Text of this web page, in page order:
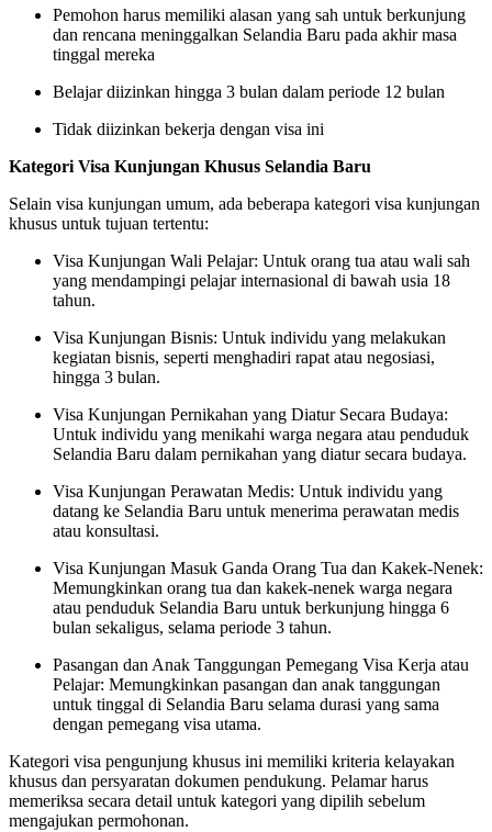
Pemohon harus memiliki alasan yang sah untuk berkunjung
dan rencana meninggalkan Selandia Baru pada akhir masa
tinggal mereka
Belajar diizinkan hingga 3 bulan dalam periode 12 bulan
Tidak diizinkan bekerja dengan visa ini
Kategori Visa Kunjungan Khusus Selandia Baru
Selain visa kunjungan umum, ada beberapa kategori visa kunjungan
khusus untuk tujuan tertentu:
Visa Kunjungan Wali Pelajar: Untuk orang tua atau wali sah
yang mendampingi pelajar internasional di bawah usia 18
tahun.
Visa Kunjungan Bisnis: Untuk individu yang melakukan
kegiatan bisnis, seperti menghadiri rapat atau negosiasi,
hingga 3 bulan.
Visa Kunjungan Pernikahan yang Diatur Secara Budaya:
Untuk individu yang menikahi warga negara atau penduduk
Selandia Baru dalam pernikahan yang diatur secara budaya.
Visa Kunjungan Perawatan Medis: Untuk individu yang
datang ke Selandia Baru untuk menerima perawatan medis
atau konsultasi.
Visa Kunjungan Masuk Ganda Orang Tua dan Kakek-Nenek:
Memungkinkan orang tua dan kakek-nenek warga negara
atau penduduk Selandia Baru untuk berkunjung hingga 6
bulan sekaligus, selama periode 3 tahun.
Pasangan dan Anak Tanggungan Pemegang Visa Kerja atau
Pelajar: Memungkinkan pasangan dan anak tanggungan
untuk tinggal di Selandia Baru selama durasi yang sama
dengan pemegang visa utama.
Kategori visa pengunjung khusus ini memiliki kriteria kelayakan
khusus dan persyaratan dokumen pendukung. Pelamar harus
memeriksa secara detail untuk kategori yang dipilih sebelum
mengajukan permohonan.